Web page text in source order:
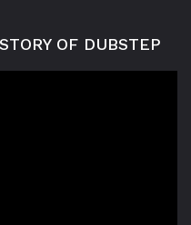
OF DUBSTEP